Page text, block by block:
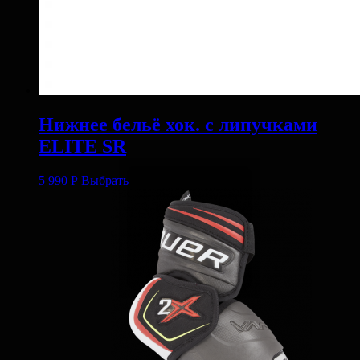
Нижнее бельё хок. с липучками
ELITE SR
5 990 Р Выбрать